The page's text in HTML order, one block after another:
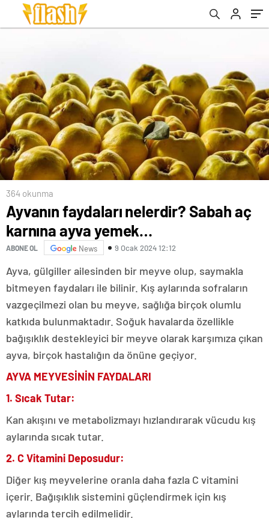
364 okunma
Ayvanın faydaları nelerdir? Sabah aç
karnına ayva yemek…
ABONE OL News 9 Ocak 2024 12:12
Ayva, gülgiller ailesinden bir meyve olup, saymakla
bitmeyen faydaları ile bilinir. Kış aylarında sofraların
vazgeçilmezi olan bu meyve, sağlığa birçok olumlu
katkıda bulunmaktadır. Soğuk havalarda özellikle
bağışıklık destekleyici bir meyve olarak karşımıza çıkan
ayva, birçok hastalığın da önüne geçiyor.
AYVA MEYVESİNİN FAYDALARI
1. Sıcak Tutar:
Kan akışını ve metabolizmayı hızlandırarak vücudu kış
aylarında sıcak tutar.
2. C Vitamini Deposudur:
Diğer kış meyvelerine oranla daha fazla C vitamini
içerir. Bağışıklık sistemini güçlendirmek için kış
aylarında tercih edilmelidir.